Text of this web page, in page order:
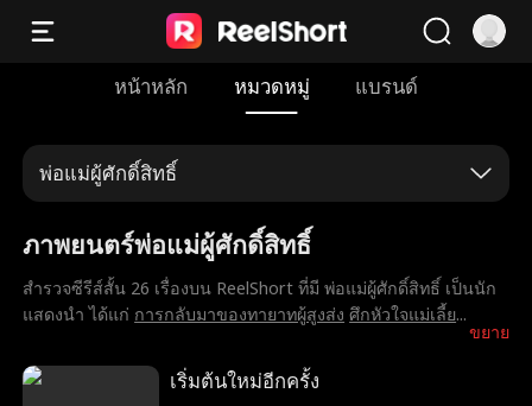
หน้าหลัก หมวดหมู่ แบรนด์
พ่อแม่ผู้ศักดิ์สิทธิ์
ภาพยนตร์พ่อแม่ผู้ศักดิ์สิทธิ์
ขยาย
สำรวจซีรีส์สั้น 26 เรื่องบน ReelShort ที่มี พ่อแม่ผู้ศักดิ์สิทธิ์ เป็นนัก
แสดงนำ ได้แก่ การกลับมาของทายาทผู้สูงส่ง ศึกหัวใจแม่เลี้ย...
เริ่มต้นใหม่อีกครั้ง